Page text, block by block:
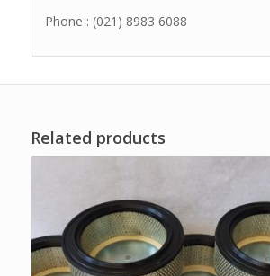
Phone : (021) 8983 6088
Related products